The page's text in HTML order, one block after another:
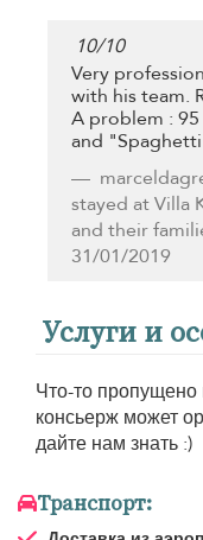
10/10
Very
with his team.
A problem :
and
stayed at Villa
and their
31/01/2019
Услуги и
Что-то
консьерж может
дайте нам знать :)
Транспорт: